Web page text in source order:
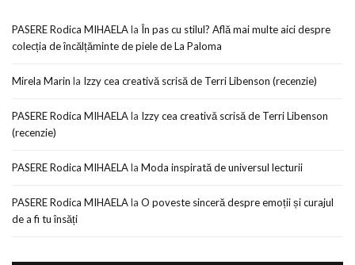
PASERE Rodica MIHAELAla În pas cu stilul? Află mai multe aici despre
colecția de încălțăminte de piele de La Paloma
Mirela Marin la Izzy cea creativă scrisă de Terri Libenson (recenzie)
PASERE Rodica MIHAELAla Izzy cea creativă scrisă de Terri Libenson
(recenzie)
PASERE Rodica MIHAELAla Moda inspirată de universul lecturii
PASERE Rodica MIHAELAla O poveste sinceră despre emoții și curajul
de a fi tu însăți